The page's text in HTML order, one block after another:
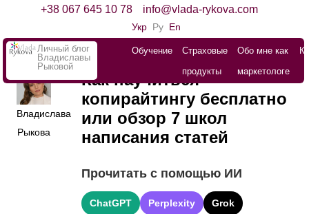
+38 067 645 10 78 info@vlada-rykova.com
Укр Ру En
Личный блог
Владиславы
Рыковой
Обучение
Страховые
продукты
Обо мне как
маркетологе
Владислава
Рыкова
Как научиться
копирайтингу бесплатно
или обзор 7 школ
написания статей
Прочитать с помощью ИИ
ChatGPT Perplexity Grok